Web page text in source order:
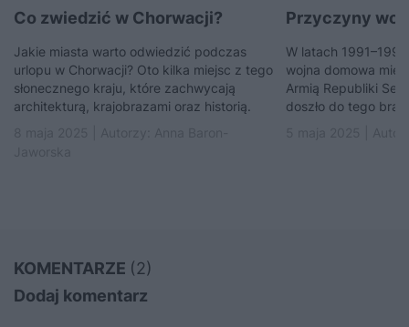
Co zwiedzić w Chorwacji?
Jakie miasta warto odwiedzić podczas
urlopu w Chorwacji? Oto kilka miejsc z tego
słonecznego kraju, które zachwycają
architekturą, krajobrazami oraz historią.
Przyczyny
W latach
wojna domowa
Armią Republiki
doszło do tego
KOMENTARZE (2)
Dodaj komentarz